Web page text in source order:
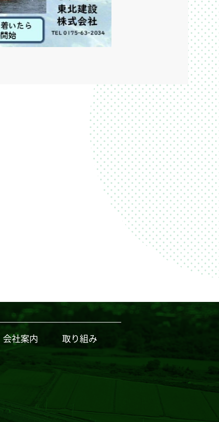
会社案内 取り組み